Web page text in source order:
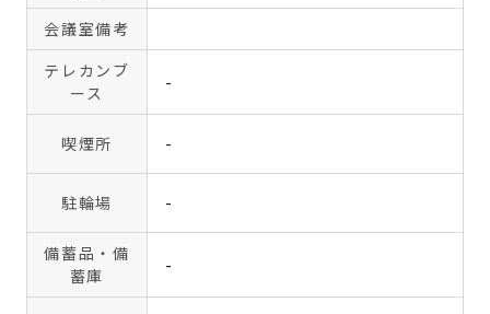
会議室備考
テレカンブ
ース
-
喫煙所 -
駐輪場 -
備蓄品・備
蓄庫
-